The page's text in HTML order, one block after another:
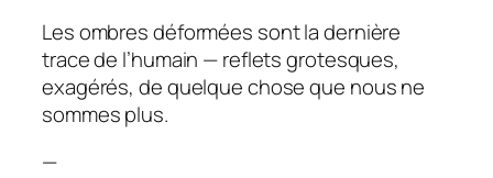
Les ombres déformées sont la dernière
trace de l’humain — reflets grotesques,
exagérés, de quelque chose que nous ne
sommes plus.
—